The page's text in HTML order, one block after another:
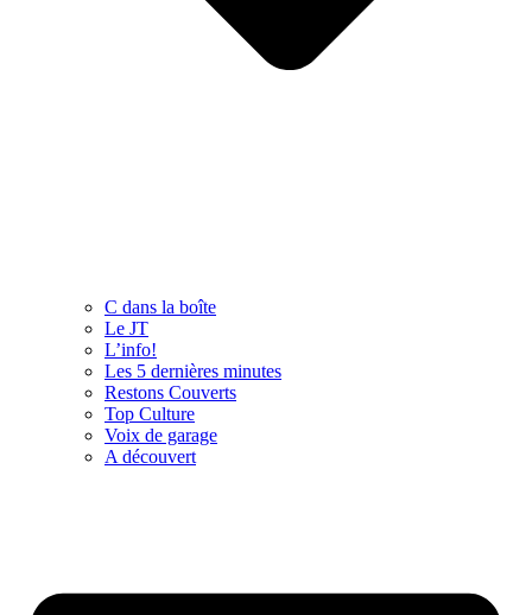
C dans la boîte
Le JT
L’info!
Les 5 dernières minutes
Restons Couverts
Top Culture
Voix de garage
A découvert